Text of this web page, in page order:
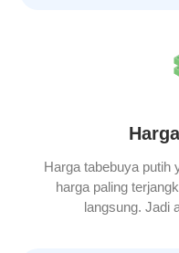
Harga tabebuya putih
harga paling
langsung. Jadi